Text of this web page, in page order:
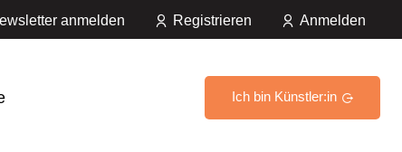
anmelden Registrieren Anmelden
Ich bin Künstler:in